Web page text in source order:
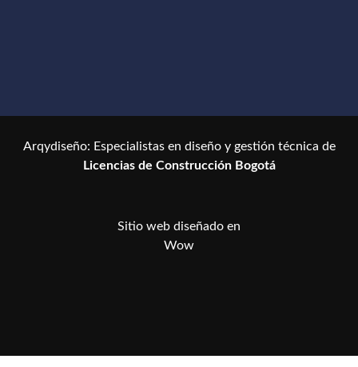
Arqydiseño: Especialistas en diseño y gestión técnica de
Licencias de Construcción Bogotá
Sitio web diseñado en
Wow